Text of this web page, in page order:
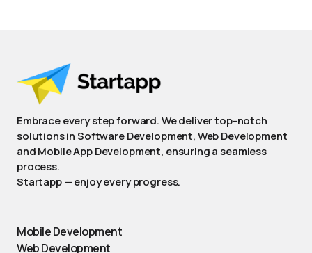
Embrace every step forward. We deliver top-notch
solutions in Software Development, Web Development
and Mobile App Development, ensuring a seamless
process.
Startapp — enjoy every progress.
Mobile Development
Web Development